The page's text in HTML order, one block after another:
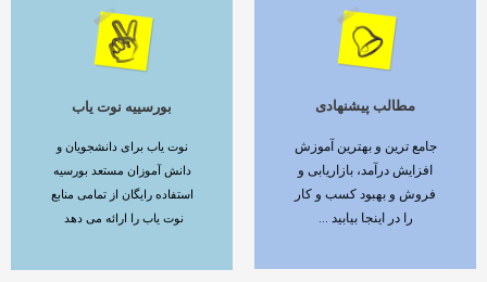
مطالب پیشنهادی
جامع ترین و بهترین آموزش
افزایش درآمد، بازاریابی و
فروش و بهبود کسب و کار
را در اینجا بیابید ...
ادامه مطلب بورسییه نوت یاب
نوت یاب برای دانشجویان و
دانش آموزان مستعد بورسیه
استفاده رایگان از تمامی منابع
نوت یاب را ارائه می دهد
ادامه مطلب